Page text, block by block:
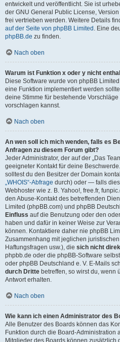
entwickelt und veröffentlicht. Sie ist
der GNU General Public License,
frei vertrieben werden. Weitere Details
auf der Seite von phpBB Limited . Eine
phpBB.de zu finden.
Nach oben
Warum ist Funktion x oder y nicht
Diese Software wurde von phpBB
eine Funktion implementiert werden
deine Stimme für bestehende
vorschlagen kannst.
Nach oben
An wen soll ich mich wenden, falls es
Anfragen zu diesem Forum gibt?
Jeder Administrator, der auf der „Das
geeigneter Kontakt für deine
solltest du den Besitzer der Domain
„WHOIS“-Abfrage durch) oder — falls
Webhoster wie z. B. Yahoo!, free.fr,
den Abuse-Kontakt des betreffenden
Limited (phpBB.com) und phpBB
Einfluss auf die Benutzung oder den
haben und dafür in keiner Weise zur
können. Kontaktiere daher nie phpBB
Zusammenhang mit jeglichen
Haftungsfragen usw.), die sich nicht
phpbb.de oder die phpBB-Software
oder phpBB Deutschland e. V. E-Mails
durch Dritte betreffen, so wirst du, wenn
Antwort erhalten.
Nach oben
Wie kann ich einen Administrator des
Alle Benutzer des Boards können das
Funktion durch die Board-Administration
Mitglieder des Boards können zusätzlich